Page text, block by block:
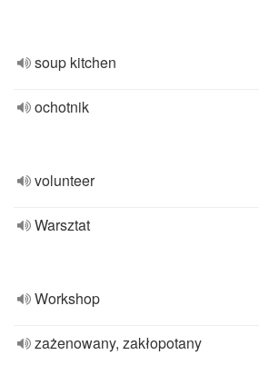
soup kitchen
ochotnik
volunteer
Warsztat
Workshop
zażenowany, zakłopotany